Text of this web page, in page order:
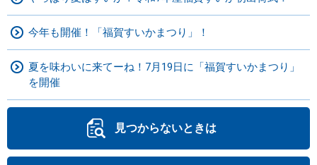
今年も開催！「福賀すいかまつり」！
夏を味わいに来てーね！7月19日に「福賀すいかまつり」
を開催
見つからないときは